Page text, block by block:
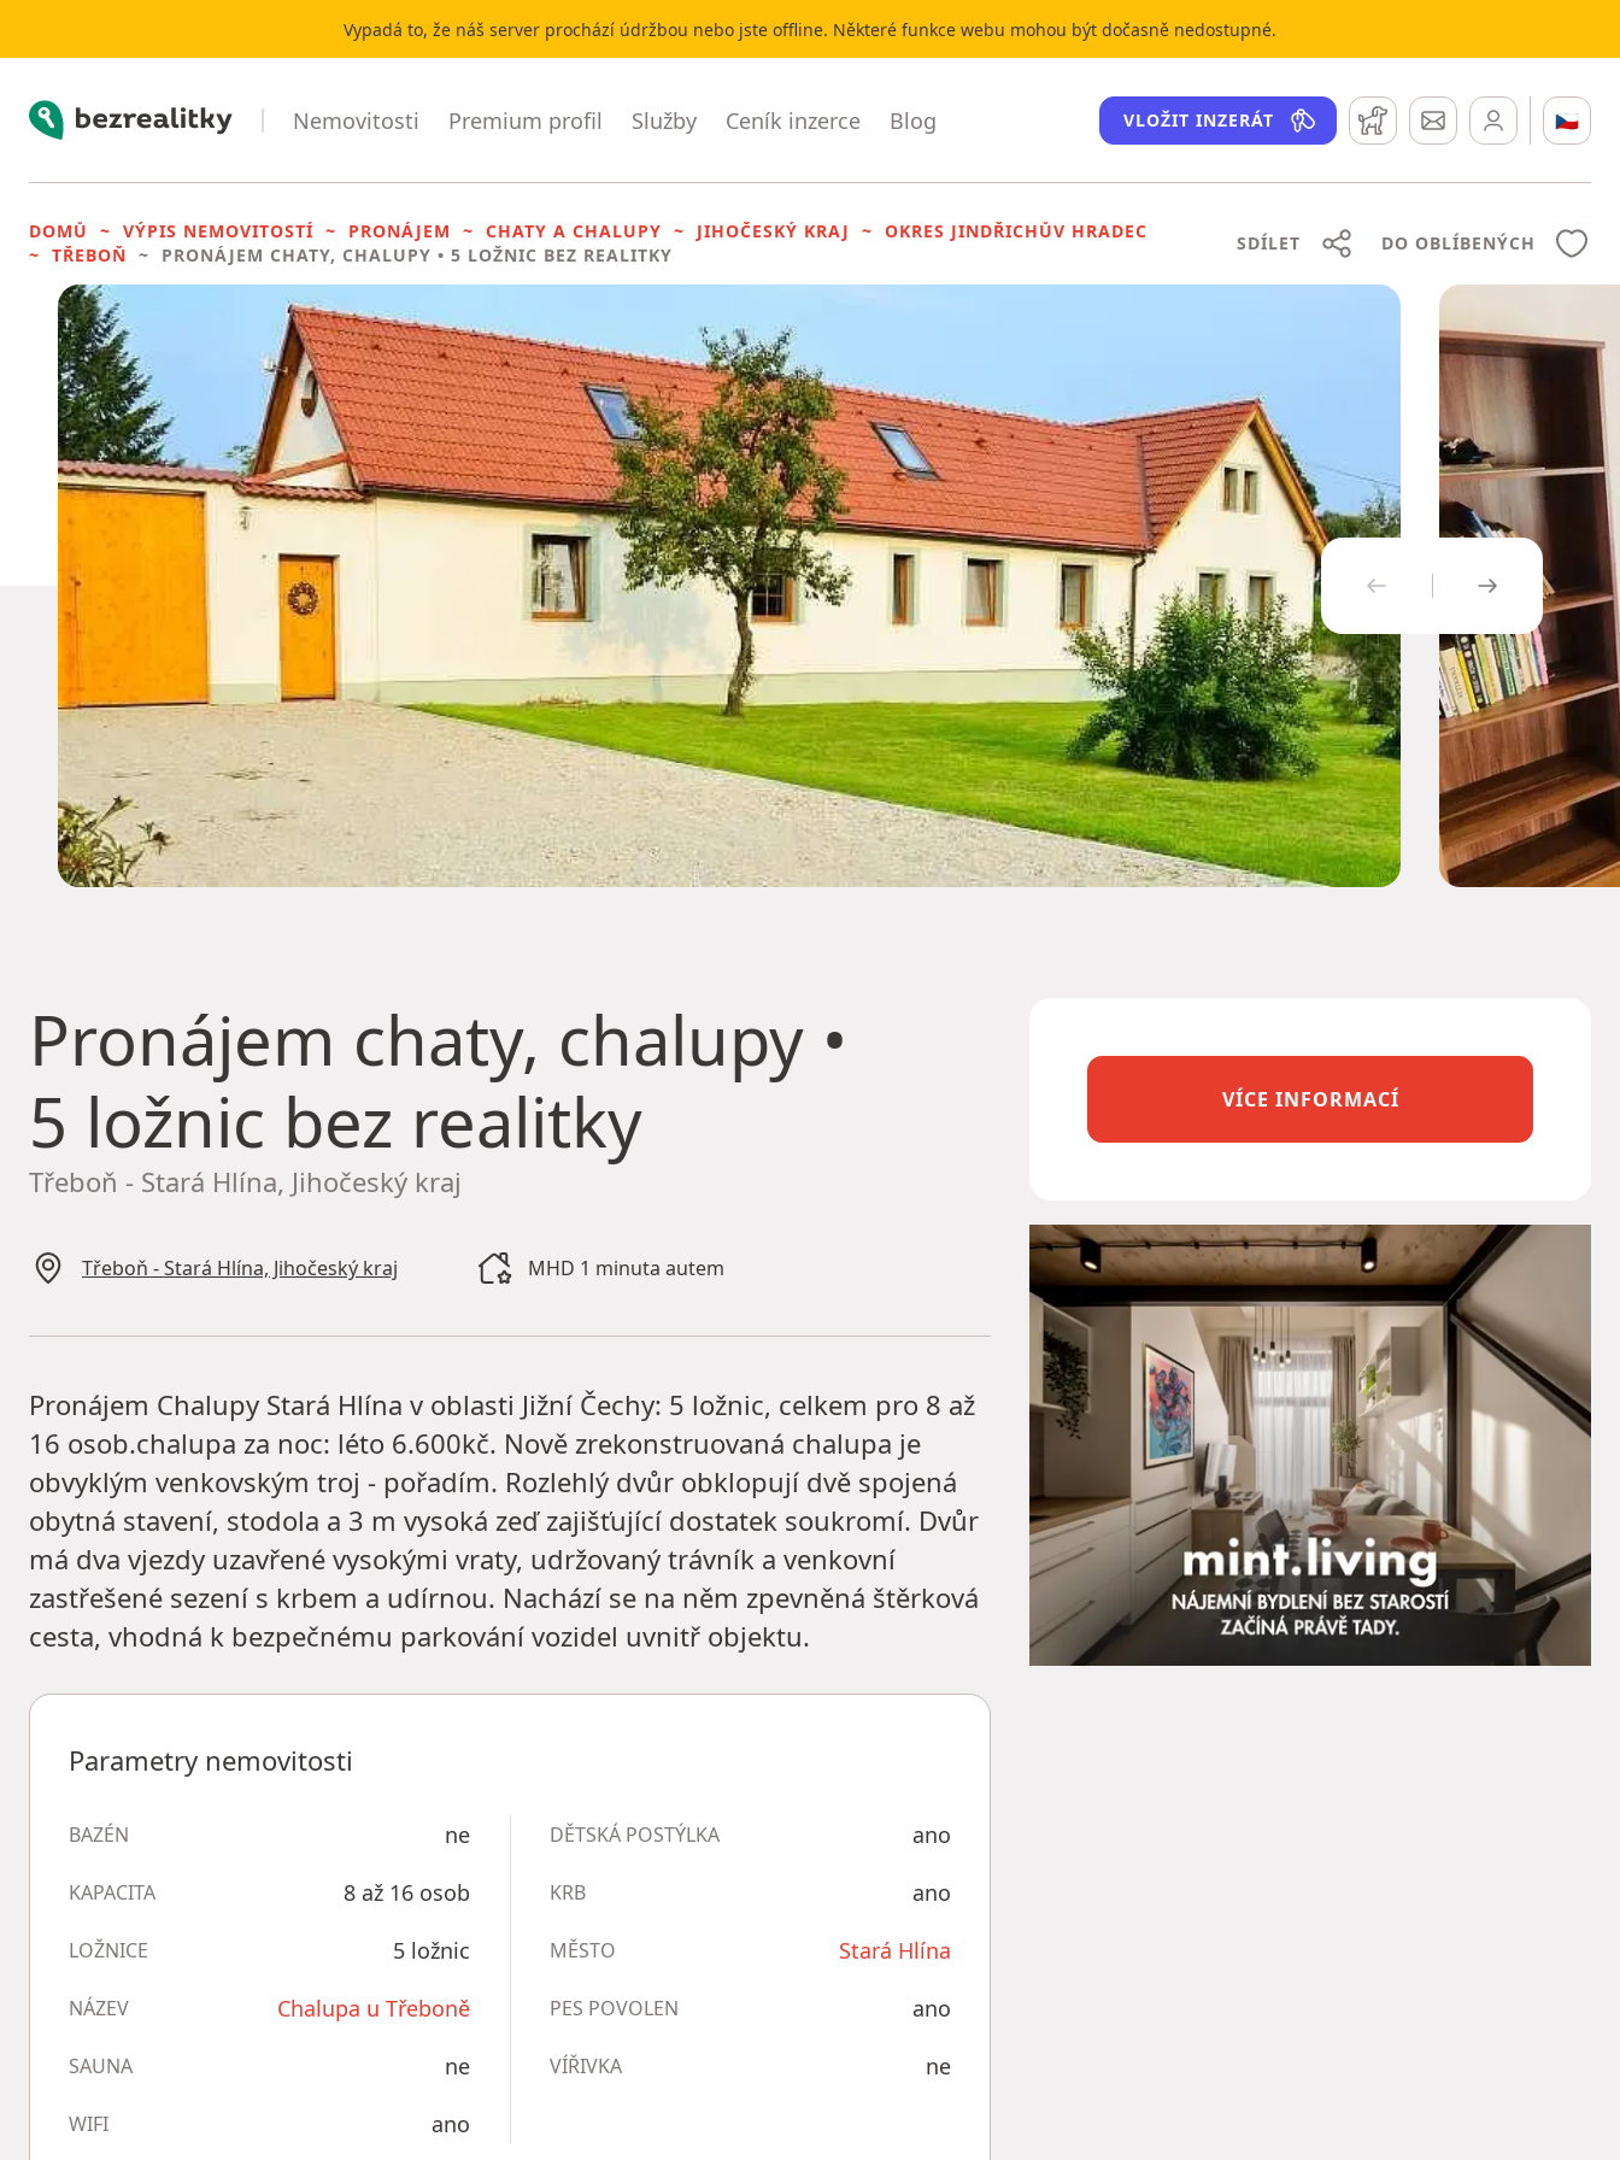
Vypadá to, že náš server prochází údržbou nebo jste offline. Některé funkce webu mohou být dočasně nedostupné.
Bezrealitky Nemovitosti Premium profil Služby Ceník inzerce Blog VLOŽIT INZERÁT Hlídací pesZprávy 🇨🇿
DOMŮ VÝPIS NEMOVITOSTÍ PRONÁJEM CHATY A CHALUPY JIHOČESKÝ KRAJ
OKRES JINDŘICHŮV HRADEC
TŘEBOŇ
PRONÁJEM CHATY, CHALUPY • 5 LOŽNIC BEZ REALITKY
SDÍLET DO OBLÍBENÝCH
PŘEDCHOZÍ
Pronájem chaty, chalupy •
5 ložnic bez realitky
Třeboň - Stará Hlína, Jihočeský kraj
Třeboň - Stará Hlína, Jihočeský kraj MHD 1 minuta autem
Pronájem Chalupy Stará Hlína v oblasti Jižní Čechy: 5 ložnic, celkem pro 8 až
16 osob.chalupa za noc: léto 6.600kč. Nově zrekonstruovaná chalupa je
obvyklým venkovským troj - pořadím. Rozlehlý dvůr obklopují dvě spojená
obytná stavení, stodola a 3 m vysoká zeď zajišťující dostatek soukromí. Dvůr
má dva vjezdy uzavřené vysokými vraty, udržovaný trávník a venkovní
zastřešené sezení s krbem a udírnou. Nachází se na něm zpevněná štěrková
cesta, vhodná k bezpečnému parkování vozidel uvnitř objektu.
Parametry nemovitosti
BAZÉN ne
KAPACITA 8 až 16 osob
LOŽNICE 5 ložnic
NÁZEV Chalupa u Třeboně
SAUNA ne
WIFI ano
DĚTSKÁ POSTÝLKA ano
KRB ano
MĚSTO Stará Hlína
PES POVOLEN ano
VÍŘIVKA ne
VÍCE INFORMACÍ